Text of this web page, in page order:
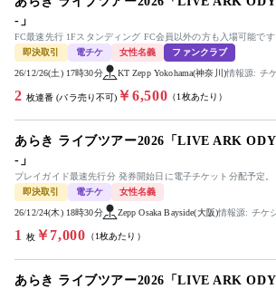
-」
FC最速先行 1Fスタンディング FC会員以外の方も入場可能です
即決取引
電チケ 女性名義 ファンクラブ
26/12/26(土) 17時30分 KT Zepp Yokohama(神奈川)情報源: チ
2 枚連番 (バラ売り不可) ￥6,500 （1枚あたり）
あらき ライブツアー2026「LIVE ARK
-」
プレイガイド最速先行分 発券開始日に電子チケット分配予定。
即決取引
電チケ 女性名義
26/12/24(木) 18時30分 Zepp Osaka Bayside(大阪)情報源: チケ
1 枚￥7,000 （1枚あたり）
あらき ライブツアー2026「LIVE ARK